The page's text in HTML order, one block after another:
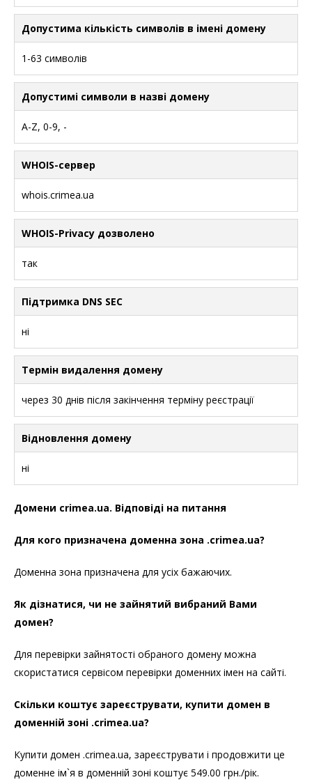
Допустима кількість символів в імені домену
1-63 символів
Допустимі символи в назві домену
A-Z, 0-9, -
WHOIS-сервер
whois.crimea.ua
WHOIS-Privacy дозволено
так
Підтримка DNS SEC
ні
Термін видалення домену
через 30 днів після закінчення терміну реєстрації
Відновлення домену
ні
Домени crimea.ua. Відповіді на питання
Для кого призначена доменна зона .crimea.ua?
Доменна зона призначена для усіх бажаючих.
Як дізнатися, чи не зайнятий вибраний Вами
домен?
Для перевірки зайнятості обраного домену можна
скористатися сервісом перевірки доменних імен на сайті.
Скільки коштує зареєструвати, купити домен в
доменній зоні .crimea.ua?
Купити домен .crimea.ua, зареєструвати і продовжити це
доменне ім`я в доменній зоні коштує 549.00 грн./рік.